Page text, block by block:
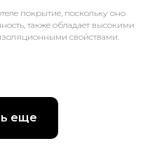
покрытие, поскольку оно
также обладает высокими
свойствами.
еще